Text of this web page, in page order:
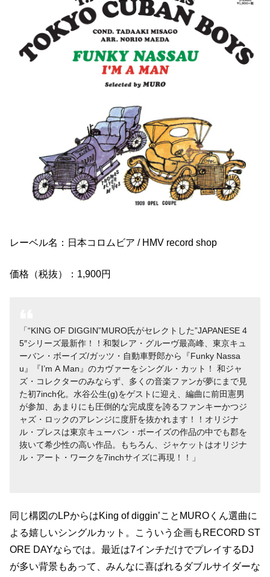
レーベル名：日本コロムビア / HMV record shop
価格（税抜）：1,900円
“KING OF DIGGIN”MURO氏がセレクトした”JAPANESE 4
5″シリーズ最新作！！和製レア・グルーヴ最高峰、東京キュ
ーバン・ボーイズ/ガッツ・自動車野郎から『Funky Nassa
u』『I’m A Man』のカヴァーをシングル・カット！ 和ジャ
ズ・コレクターのみならず、多くの音楽ファンが夢にまで見
た初7inch化。水谷公生(g)をゲストに迎え、編曲に前田憲男
が参加、あまりにも圧倒的な完成度を誇るファンキーかつジ
ャズ・ロックのアレンジに度肝を抜かれます！！オリジナ
ル・プレスは東京キューバン・ボーイズの作品の中でも郡を
抜いて希少性の高い作品。もちろん、ジャケットはオリジナ
ル・アート・ワークを7inchサイズに再現！！
同じ構図のLPからはKing of diggin’ことMUROくん選曲に
よる嬉しいシングルカット。こういう企画もRECORD ST
ORE DAYならでは。最近は7インチだけでプレイするDJ
が多い背景もあって、みんなに喜ばれるダブルサイダーな